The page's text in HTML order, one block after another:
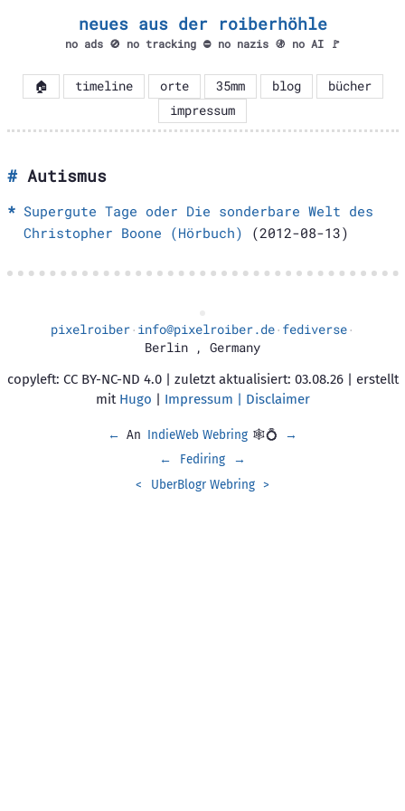
neues aus der roiberhöhle
no ads 🚫 no tracking ⛔ no nazis 🚯 no AI 🚩
🏠 timeline orte 35mm blog
bücher
impressum
Autismus
Supergute Tage oder Die sonderbare Welt des
Christopher Boone (Hörbuch) (2012-08-13)
pixelroiber· info@pixelroiber.de· fediverse·
Berlin , Germany
copyleft: CC BY-NC-ND 4.0 | zuletzt aktualisiert: 03.08.26 | erstellt
mit Hugo | Impressum | Disclaimer
← An IndieWeb Webring 🕸💍
→
←
Fediring
→
<
UberBlogr Webring >